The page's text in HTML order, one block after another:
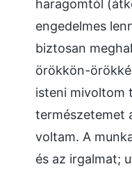
haragomtól
engedelmes
biztosan
örökkön-örökké
isteni mivoltom
természetemet
voltam. A
és az irgalmat;